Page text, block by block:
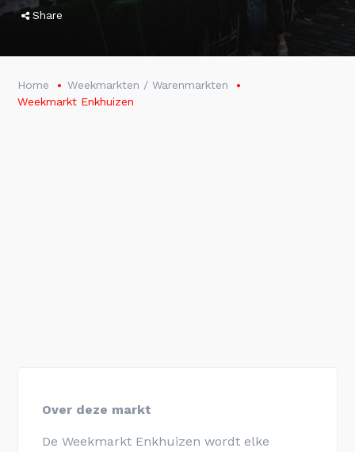
Share
Home
Weekmarkten / Warenmarkten
Weekmarkt Enkhuizen
Over deze markt
De Weekmarkt Enkhuizen wordt elke